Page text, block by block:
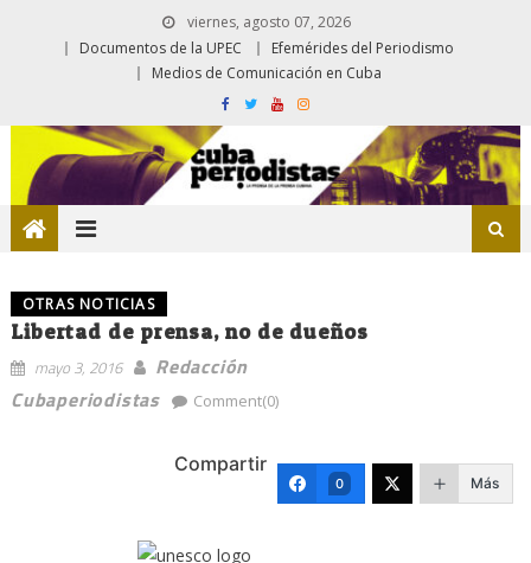
viernes, agosto 07, 2026
Documentos de la UPEC
Efemérides del Periodismo
Medios de Comunicación en Cuba
OTRAS NOTICIAS
Libertad de prensa, no de dueños
mayo 3, 2016
Redacción
Cubaperiodistas
Comment(0)
Compartir
0 Más